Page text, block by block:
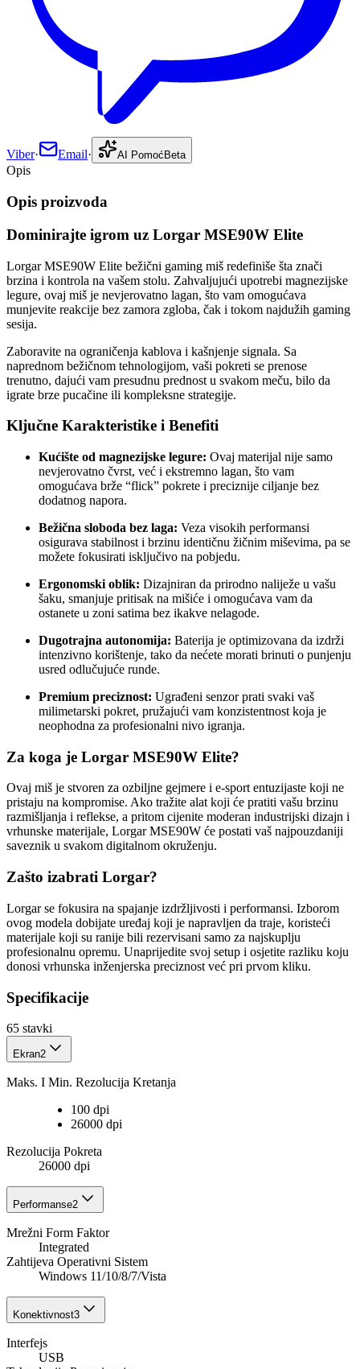
Viber· Email· AI Pomoć Beta
Opis
Opis proizvoda
Dominirajte igrom uz Lorgar MSE90W Elite
Lorgar MSE90W Elite bežični gaming miš redefiniše šta znači
brzina i kontrola na vašem stolu. Zahvaljujući upotrebi magnezijske
legure, ovaj miš je nevjerovatno lagan, što vam omogućava
munjevite reakcije bez zamora zgloba, čak i tokom najdužih gaming
sesija.
Zaboravite na ograničenja kablova i kašnjenje signala. Sa
naprednom bežičnom tehnologijom, vaši pokreti se prenose
trenutno, dajući vam presudnu prednost u svakom meču, bilo da
igrate brze pucačine ili kompleksne strategije.
Ključne Karakteristike i Benefiti
Kućište od magnezijske legure: Ovaj materijal nije samo
nevjerovatno čvrst, već i ekstremno lagan, što vam
omogućava brže “flick” pokrete i preciznije ciljanje bez
dodatnog napora.
Bežična sloboda bez laga: Veza visokih performansi
osigurava stabilnost i brzinu identičnu žičnim miševima, pa se
možete fokusirati isključivo na pobjedu.
Ergonomski oblik: Dizajniran da prirodno naliježe u vašu
šaku, smanjuje pritisak na mišiće i omogućava vam da
ostanete u zoni satima bez ikakve nelagode.
Dugotrajna autonomija: Baterija je optimizovana da izdrži
intenzivno korištenje, tako da nećete morati brinuti o punjenju
usred odlučujuće runde.
Premium preciznost: Ugrađeni senzor prati svaki vaš
milimetarski pokret, pružajući vam konzistentnost koja je
neophodna za profesionalni nivo igranja.
Za koga je Lorgar MSE90W Elite?
Ovaj miš je stvoren za ozbiljne gejmere i e-sport entuzijaste koji ne
pristaju na kompromise. Ako tražite alat koji će pratiti vašu brzinu
razmišljanja i reflekse, a pritom cijenite moderan industrijski dizajn i
vrhunske materijale, Lorgar MSE90W će postati vaš najpouzdaniji
saveznik u svakom digitalnom okruženju.
Zašto izabrati Lorgar?
Lorgar se fokusira na spajanje izdržljivosti i performansi. Izborom
ovog modela dobijate uređaj koji je napravljen da traje, koristeći
materijale koji su ranije bili rezervisani samo za najskuplju
profesionalnu opremu. Unaprijedite svoj setup i osjetite razliku koju
donosi vrhunska inženjerska preciznost već pri prvom kliku.
Specifikacije
65 stavki
Ekran2
Maks. I Min. Rezolucija Kretanja
100 dpi
26000 dpi
Rezolucija Pokreta
26000 dpi
Performanse2
Mrežni Form Faktor
Integrated
Zahtijeva Operativni Sistem
Windows 11/10/8/7/Vista
Konektivnost3
Interfejs
USB